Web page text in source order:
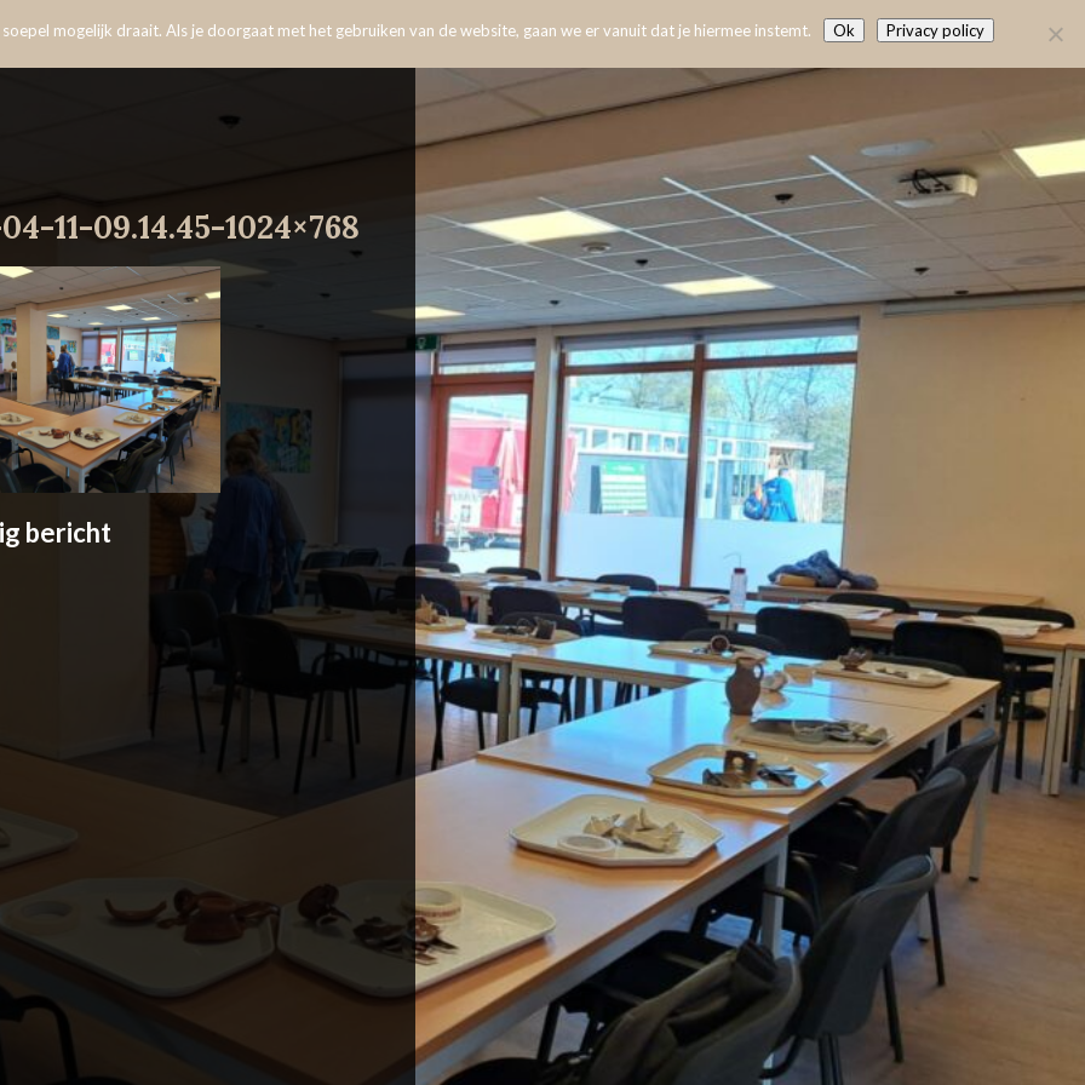
11-09.14.45-1024×768
bericht
mogelijk draait. Als je doorgaat met het gebruiken van de website, gaan we er vanuit dat je hiermee instemt. Ok Privacy policy